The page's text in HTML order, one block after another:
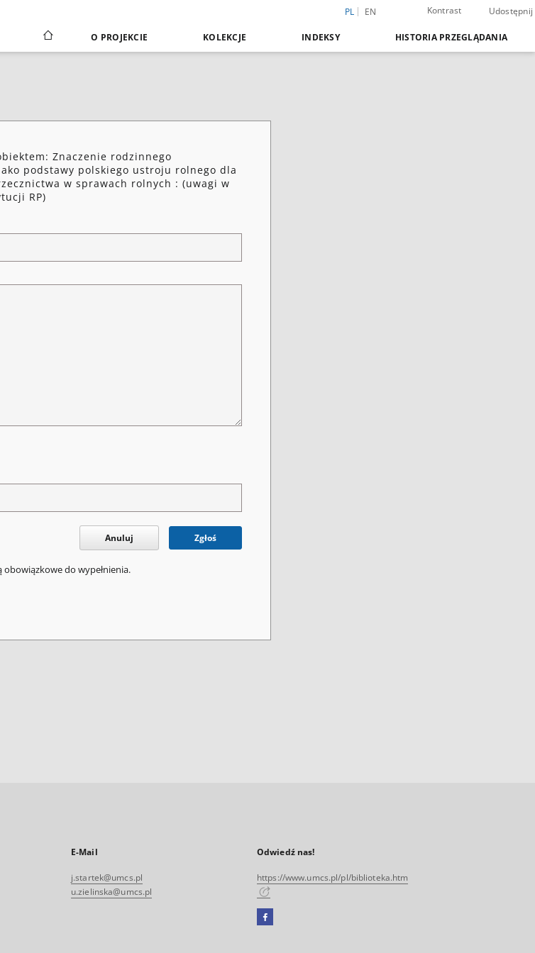
PL EN Kontrast Udostępnij
O PROJEKCIE KOLEKCJE INDEKSY HISTORIA PRZEGLĄDANIA
Znaczenie rodzinnego
podstawy polskiego ustroju rolnego dla
w sprawach rolnych : (uwagi w
RP)
Anuluj Zgłoś
obowiązkowe do wypełnienia.
E-Mail
j.startek@umcs.pl
u.zielinska@umcs.pl
Odwiedź nas!
https://www.umcs.pl/pl/biblioteka.htm
Facebook